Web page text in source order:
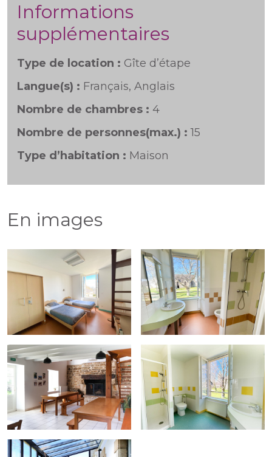
Informations
supplémentaires
Type de location : Gîte d’étape
Langue(s) : Français, Anglais
Nombre de chambres : 4
Nombre de personnes(max.) : 15
Type d’habitation : Maison
En images